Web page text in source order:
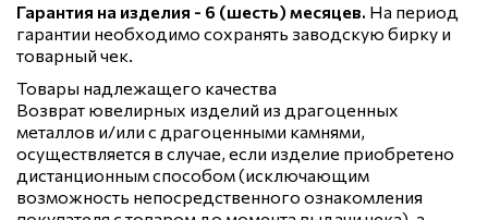
Гарантия на изделия - 6 (шесть) месяцев. На период
гарантии необходимо сохранять заводскую бирку и
товарный чек.
Товары надлежащего качества
Возврат ювелирных изделий из драгоценных
металлов и/или с драгоценными камнями,
осуществляется в случае, если изделие приобретено
дистанционным способом (исключающим
возможность непосредственного ознакомления